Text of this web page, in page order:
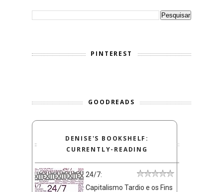
PINTEREST
GOODREADS
DENISE'S BOOKSHELF:
CURRENTLY-READING
24/7:
Capitalismo Tardio e os Fins